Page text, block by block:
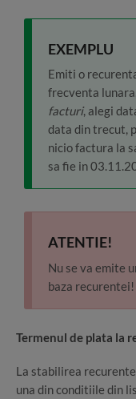
EXEMPLU
Emiti o
frecventa
facturi, alegi
data din trecut,
nicio factura la
sa fie in
ATENTIE!
Nu se va emite
baza recurentei!
Termenul de plata la
La stabilirea
una din conditiile din